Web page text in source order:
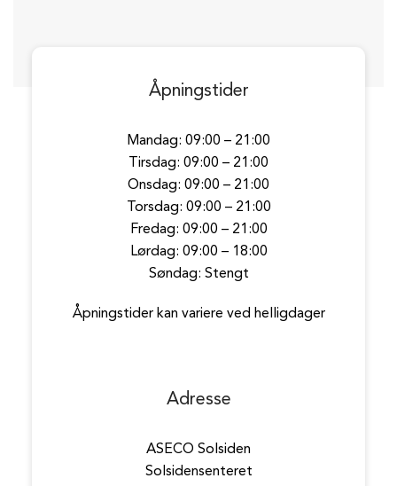
Åpningstider
Mandag: 09:00 – 21:00
Tirsdag: 09:00 – 21:00
Onsdag: 09:00 – 21:00
Torsdag: 09:00 – 21:00
Fredag: 09:00 – 21:00
Lørdag: 09:00 – 18:00
Søndag: Stengt
Åpningstider kan variere ved helligdager
Adresse
ASECO Solsiden
Solsidensenteret